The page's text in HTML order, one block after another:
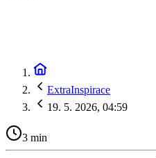
ExtraInspirace
19. 5. 2026, 04:59
3 min